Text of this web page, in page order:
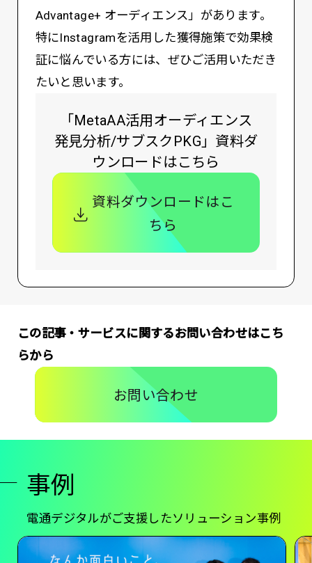
Advantage+ オーディエンス」があります。
特にInstagramを活用した獲得施策で効果検
証に悩んでいる方には、ぜひご活用いただき
たいと思います。
「MetaAA活用オーディエンス
発見分析/サブスクPKG」資料ダ
ウンロードはこちら
資料ダウンロードはこ
ちら
この記事・サービスに関するお問い合わせはこち
らから
お問い合わせ
事例
電通デジタルがご支援したソリューション事例